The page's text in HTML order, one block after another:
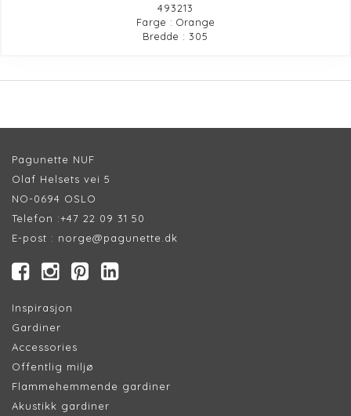
493213
Farge : Orange
Bredde : 305
Pagunette NUF
Olaf Helsets vei 5
NO-0694 OSLO
Telefon :+47 22 09 31 50
E-post : norge@pagunette.dk
Inspirasjon
Gardiner
Accessories
Offentlig miljø
Flammehemmende gardiner
Akustikk gardiner